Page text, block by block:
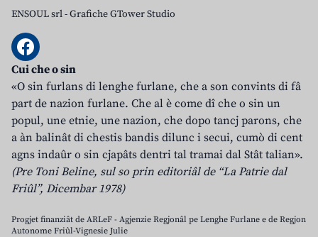
ENSOUL srl-Grafiche GTower Studio
Cui che o sin
«O sin furlans di lenghe furlane, che a son convints di fâ
part de nazion furlane. Che al è come dî che o sin un
popul, une etnie, une nazion, che dopo tancj parons, che
a àn balinât di chestis bandis dilunc i secui, cumò di cent
agns indaûr o sin cjapâts dentri tal tramai dal Stât talian».
(Pre Toni Beline, sul so prin editoriâl de “La Patrie dal
Friûl”, Dicembar 1978)
Progjet finanziât de ARLeF - Agjenzie Regjonâl pe Lenghe Furlane e de Regjon
Autonome Friûl-Vignesie Julie